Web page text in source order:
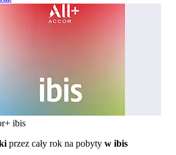
ibis
przez cały rok na pobyty w ibis